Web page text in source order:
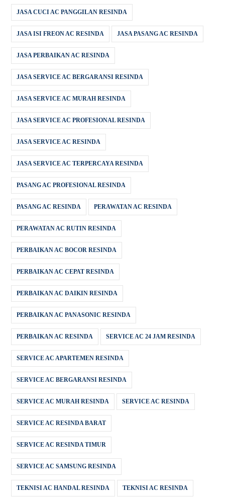
JASA CUCI AC PANGGILAN RESINDA
JASA ISI FREON AC RESINDA JASA PASANG AC RESINDA
JASA PERBAIKAN AC RESINDA
JASA SERVICE AC BERGARANSI RESINDA
JASA SERVICE AC MURAH RESINDA
JASA SERVICE AC PROFESIONAL RESINDA
JASA SERVICE AC RESINDA
JASA SERVICE AC TERPERCAYA RESINDA
PASANG AC PROFESIONAL RESINDA
PASANG AC RESINDA PERAWATAN AC RESINDA
PERAWATAN AC RUTIN RESINDA
PERBAIKAN AC BOCOR RESINDA
PERBAIKAN AC CEPAT RESINDA
PERBAIKAN AC DAIKIN RESINDA
PERBAIKAN AC PANASONIC RESINDA
PERBAIKAN AC RESINDA SERVICE AC 24 JAM RESINDA
SERVICE AC APARTEMEN RESINDA
SERVICE AC BERGARANSI RESINDA
SERVICE AC MURAH RESINDA SERVICE AC RESINDA
SERVICE AC RESINDA BARAT
SERVICE AC RESINDA TIMUR
SERVICE AC SAMSUNG RESINDA
TEKNISI AC HANDAL RESINDA TEKNISI AC RESINDA